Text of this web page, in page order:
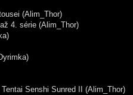
(Alim_Thor)
4. série (Alim_Thor)
Senshi Sunred II (Alim_Thor)